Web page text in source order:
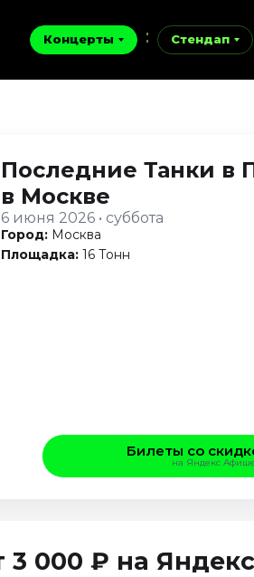
Концерты Стендап
Последние Танки в
в Москве
6 июня 2026 • суббота
Город: Москва
Площадка: 16 Тонн
Билеты со
на Яндекс Афише
3 000 ₽ на